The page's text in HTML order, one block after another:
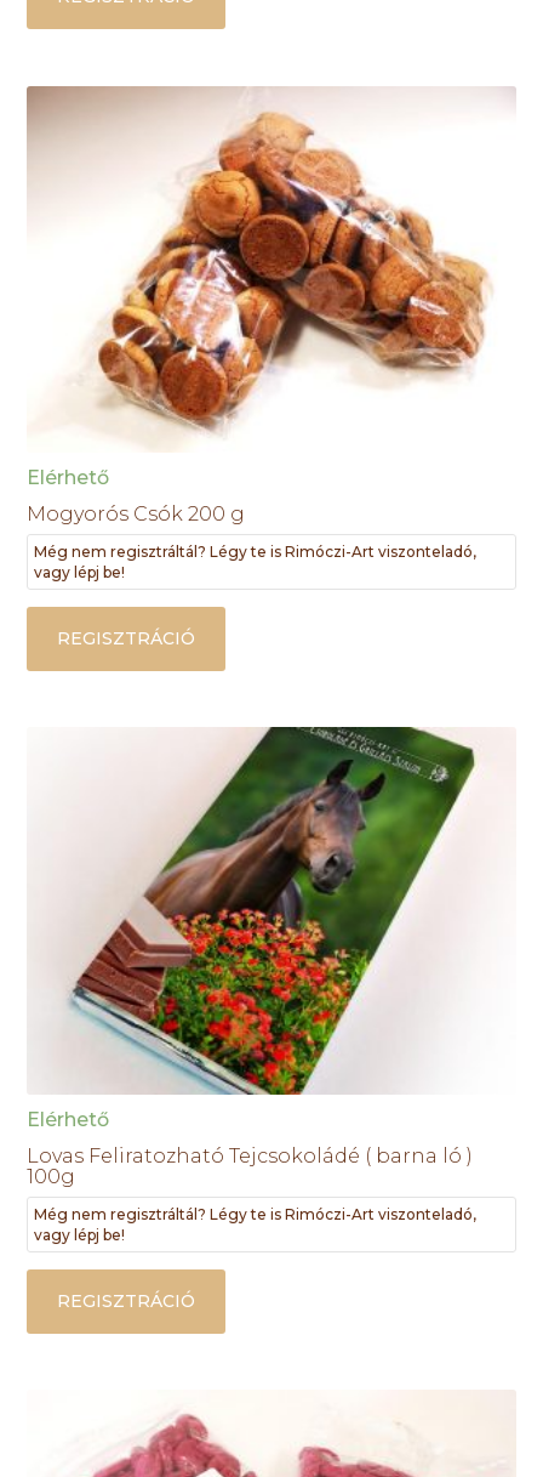
Elérhető
Mogyorós Csók 200 g
Még nem regisztráltál? Légy te is Rimóczi-Art viszonteladó,
vagy lépj be!
REGISZTRÁCIÓ
Elérhető
Lovas Feliratozható Tejcsokoládé ( barna ló )
100g
Még nem regisztráltál? Légy te is Rimóczi-Art viszonteladó,
vagy lépj be!
REGISZTRÁCIÓ